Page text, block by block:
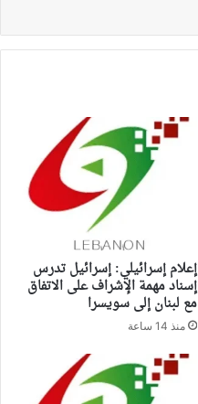
إعلام إسرائيلي: إسرائيل تدرس
إسناد مهمة الإشراف على الاتفاق
مع لبنان إلى سويسرا
منذ 14 ساعة